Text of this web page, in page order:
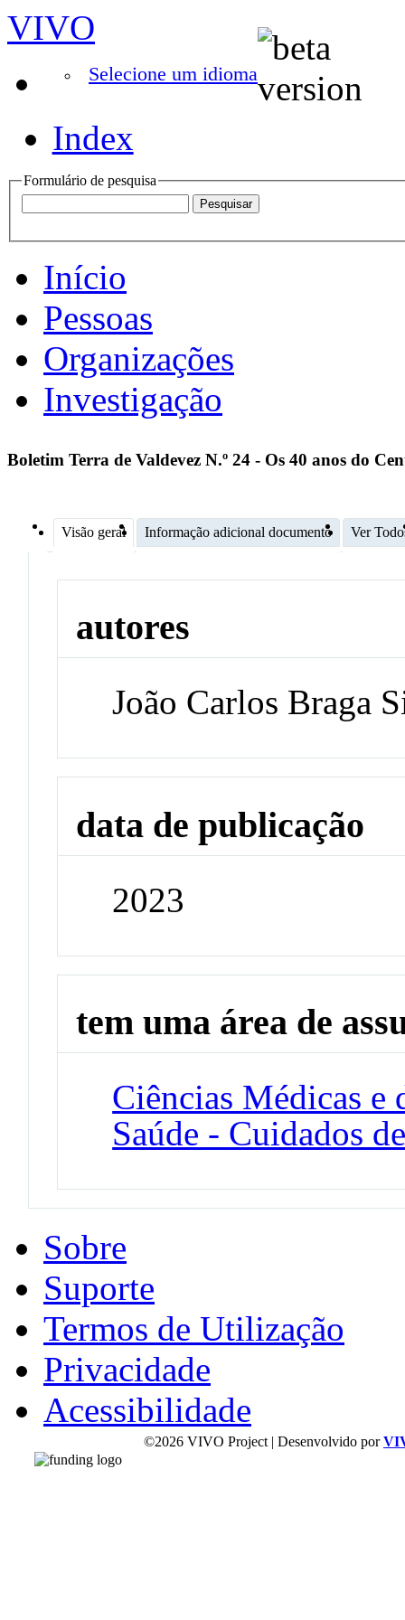
VIVO
Selecione um idioma
Index
Formulário de pesquisa
Início
Pessoas
Organizações
Investigação
Boletim Terra de Valdevez N.º 24 - Os 40 anos do
Visão geral Informação adicional documento Ver
autores
João Carlos Braga
data de publicação
2023
tem uma área de
Ciências Médicas e
Saúde - Cuidados
Sobre
Suporte
Termos de Utilização
Privacidade
Acessibilidade
©2026 VIVO Project | Desenvolvido por